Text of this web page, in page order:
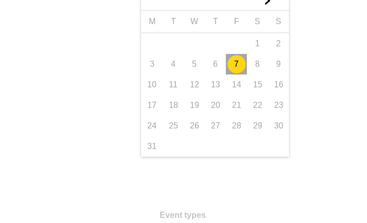
M T W T F S S
1 2
3 4 5 6 7 8 9
10 11 12 13 14 15 16
17 18 19 20 21 22 23
24 25 26 27 28 29 30
31
Event types